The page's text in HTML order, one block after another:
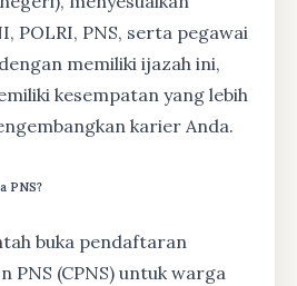
POLRI, PNS, serta pegawai
memiliki ijazah ini,
kesempatan yang lebih
karier Anda.
PNS?
buka pendaftaran
PNS (CPNS) untuk warga